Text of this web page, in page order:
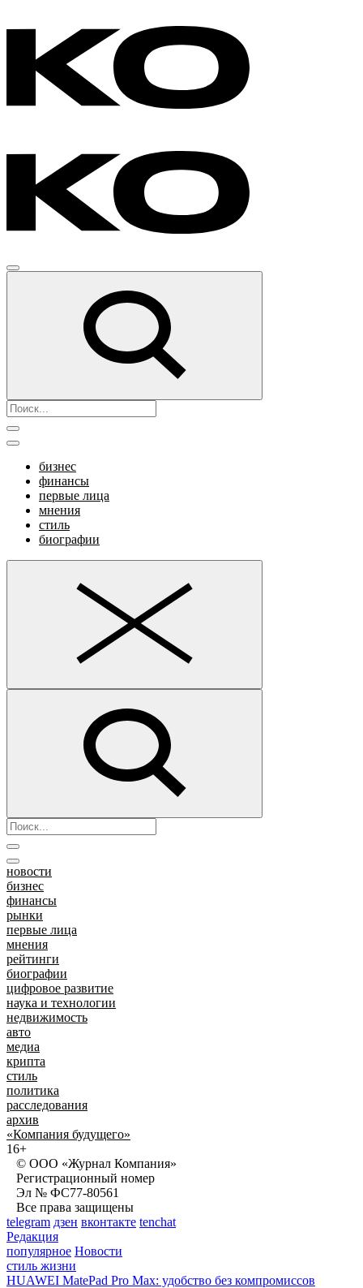
бизнес
финансы
первые лица
мнения
стиль
биографии
новости
бизнес
финансы
рынки
первые лица
мнения
рейтинги
биографии
цифровое развитие
наука и технологии
недвижимость
авто
медиа
крипта
стиль
политика
расследования
архив
«Компания будущего»
16+
© ООО «Журнал Компания»
Регистрационный номер
Эл № ФС77-80561
Все права защищены
telegram дзен вконтакте tenchat
Редакция
популярное Новости
стиль жизни
HUAWEI MatePad Pro Max: удобство без компромиссов